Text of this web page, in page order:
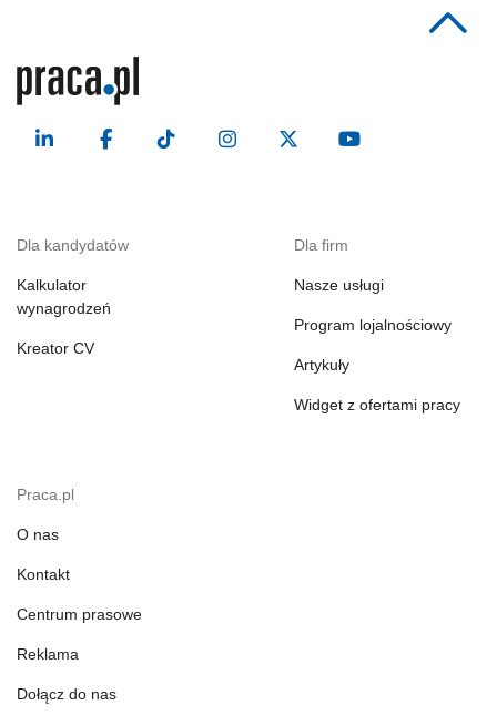
Dla kandydatów
Kalkulator
wynagrodzeń
Kreator CV
Dla firm
Nasze usługi
Program lojalnościowy
Artykuły
Widget z ofertami pracy
Praca.pl
O nas
Kontakt
Centrum prasowe
Reklama
Dołącz do nas